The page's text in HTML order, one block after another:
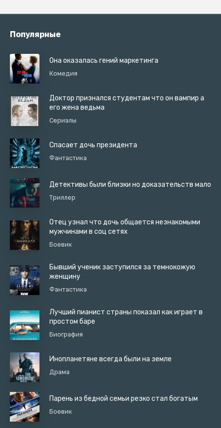
Популярные
Она оказалась гений маркетинга
Комедия
Доктор признался студентам что он вампир а
его жена ведьма
Сериалы
Спасает дочь президента
Фантастика
Детективы были близки но доказательств мало
Триллер
Отец узнал что дочь общается незнакомыми
мужчинами в соц сетях
Боевик
Бывший ученик заступился за темнокожую
женщину
Фантастика
Лучший пианист страны показал как играет в
простом баре
Биография
Инопланетяне всегда были на земле
Драма
Парень из бедной семьи резко стал богатым
Боевик